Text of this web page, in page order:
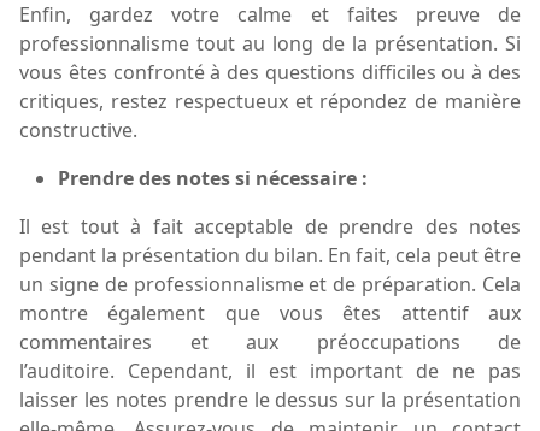
Enfin, gardez votre calme et faites preuve de
professionnalisme tout au long de la présentation. Si
vous êtes confronté à des questions difficiles ou à des
critiques, restez respectueux et répondez de manière
constructive.
Prendre des notes si nécessaire :
Il est tout à fait acceptable de prendre des notes
pendant la présentation du bilan. En fait, cela peut être
un signe de professionnalisme et de préparation. Cela
montre également que vous êtes attentif aux
commentaires et aux préoccupations de
l’auditoire. Cependant, il est important de ne pas
laisser les notes prendre le dessus sur la présentation